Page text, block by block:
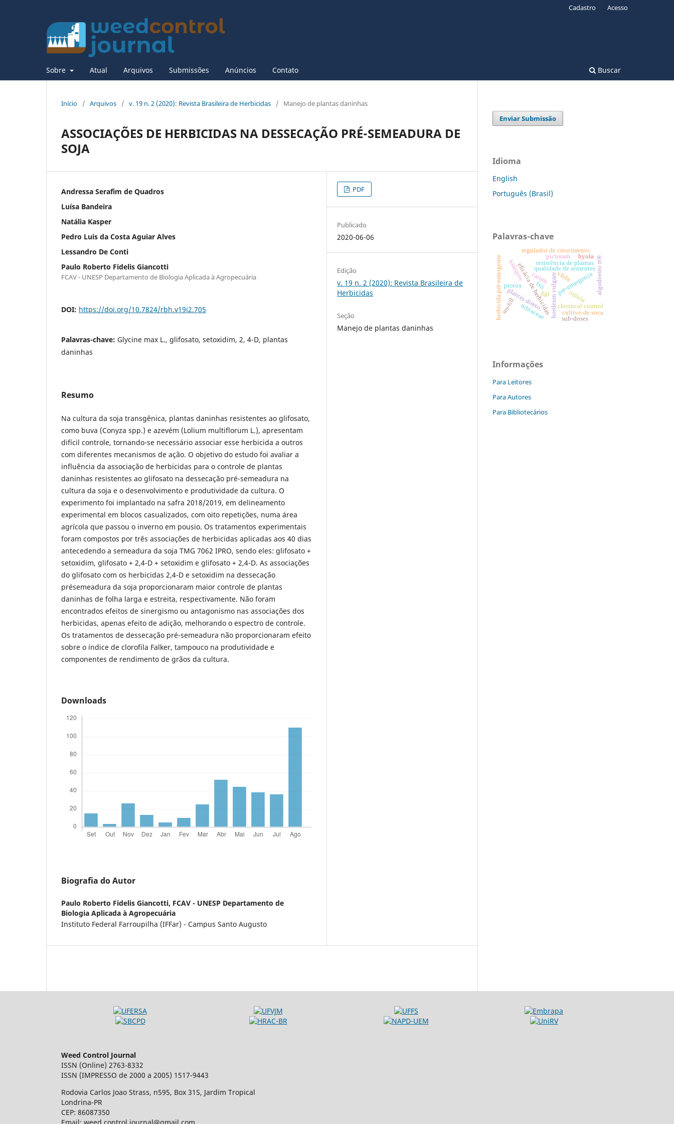
Sobre Atual Arquivos Submissões Anúncios Contato Buscar
Cadastro Acesso
Início / Arquivos / v. 19 n. 2 (2020): Revista Brasileira de Herbicidas / Manejo de plantas daninhas
ASSOCIAÇÕES DE HERBICIDAS NA DESSECAÇÃO PRÉ-SEMEADURA DE
SOJA
Andressa Serafim de Quadros
Luísa Bandeira
Natália Kasper
Pedro Luis da Costa Aguiar Alves
Lessandro De Conti
Paulo Roberto Fidelis Giancotti
FCAV - UNESP Departamento de Biologia Aplicada à Agropecuária
DOI: https://doi.org/10.7824/rbh.v19i2.705
Palavras-chave: Glycine max L., glifosato, setoxidim, 2, 4-D, plantas
daninhas
Resumo
Na cultura da soja transgênica, plantas daninhas resistentes ao glifosato,
como buva (Conyza spp.) e azevém (Lolium multiflorum L.), apresentam
difícil controle, tornando-se necessário associar esse herbicida a outros
com diferentes mecanismos de ação. O objetivo do estudo foi avaliar a
influência da associação de herbicidas para o controle de plantas
daninhas resistentes ao glifosato na dessecação pré-semeadura na
cultura da soja e o desenvolvimento e produtividade da cultura. O
experimento foi implantado na safra 2018/2019, em delineamento
experimental em blocos casualizados, com oito repetições, numa área
agrícola que passou o inverno em pousio. Os tratamentos experimentais
foram compostos por três associações de herbicidas aplicadas aos 40 dias
antecedendo a semeadura da soja TMG 7062 IPRO, sendo eles: glifosato +
setoxidim, glifosato + 2,4-D + setoxidim e glifosato + 2,4-D. As associações
do glifosato com os herbicidas 2,4-D e setoxidim na dessecação
présemeadura da soja proporcionaram maior controle de plantas
daninhas de folha larga e estreita, respectivamente. Não foram
encontrados efeitos de sinergismo ou antagonismo nas associações dos
herbicidas, apenas efeito de adição, melhorando o espectro de controle.
Os tratamentos de dessecação pré-semeadura não proporcionaram efeito
sobre o índice de clorofila Falker, tampouco na produtividade e
componentes de rendimento de grãos da cultura.
Downloads
Biografia do Autor
Paulo Roberto Fidelis Giancotti, FCAV - UNESP Departamento de
Biologia Aplicada à Agropecuária
Instituto Federal Farroupilha (IFFar) - Campus Santo Augusto
PDF
Publicado
2020-06-06
Edição
v. 19 n. 2 (2020): Revista Brasileira de
Herbicidas
Seção
Manejo de plantas daninhas
Enviar Submissão
Idioma
English
Português (Brasil)
Palavras-chave
hordeum vulgare
fsii
qualidade de sementes
eficácia de herbicidasresistência de plantas
pre-emergence
vlcfa
chemical control
rubiaceae
injúria
plantio direto.
herbicida pré-emergente protox
dgt
biótipos
picloram
regulador de crescimento
algodoeiro rr®
cultivo de soca
hyola
caruru
no-till
sub-doses
Informações
Para Leitores
Para Autores
Para Bibliotecários
Weed Control Journal
ISSN (Online) 2763-8332
ISSN (IMPRESSO de 2000 a 2005) 1517-9443
Rodovia Carlos Joao Strass, n595, Box 31S, Jardim Tropical
Londrina-PR
CEP: 86087350